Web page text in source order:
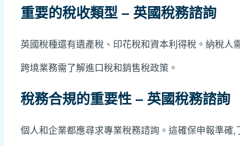
重要的稅收類型 – 英國稅務諮詢
英國稅種還有遺產稅、印花稅和資本利得稅。納稅人
跨境業務需了解進口稅和銷售稅政策。
稅務合規的重要性 – 英國稅務諮詢
個人和企業都應尋求專業稅務諮詢。這確保申報準確,